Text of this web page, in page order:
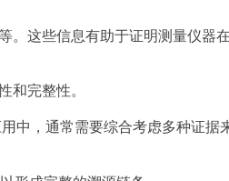
。这些信息有助于证明测量仪器
和完整性。
中，通常需要综合考虑多种证据